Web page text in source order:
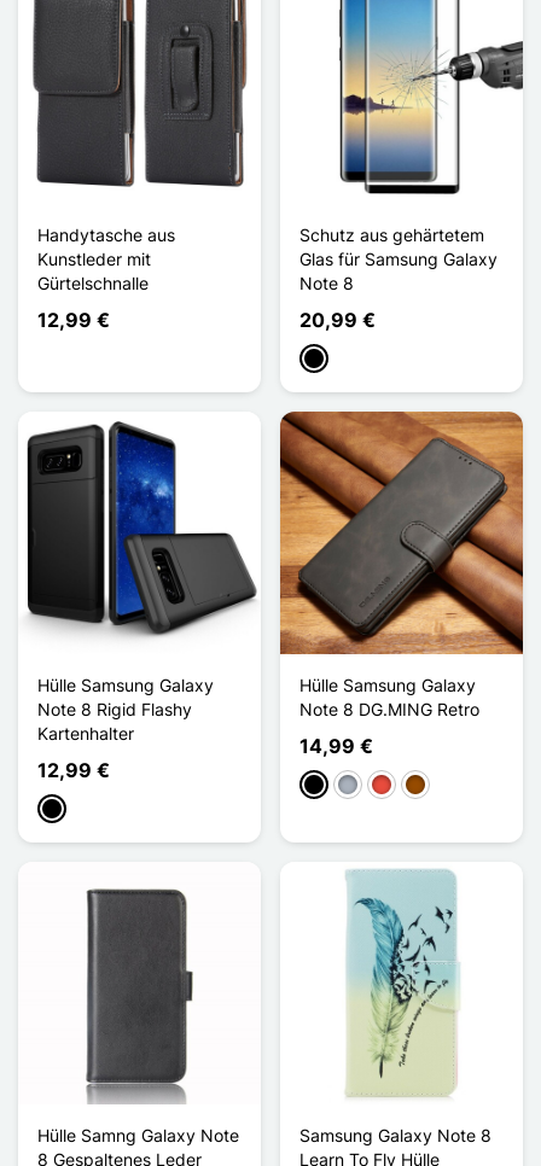
Handytasche aus
Kunstleder mit
Gürtelschnalle
12,99 €
Schutz aus gehärtetem
Glas für Samsung Galaxy
Note 8
20,99 €
Schwarz
Hülle Samsung Galaxy
Note 8 Rigid Flashy
Kartenhalter
12,99 €
Schwarz
Hülle Samsung Galaxy
Note 8 DG.MING Retro
14,99 €
Schwarz
GrauRot Braun
Hülle Samng Galaxy Note
8 Gespaltenes Leder
Samsung Galaxy Note 8
Learn To Fly Hülle